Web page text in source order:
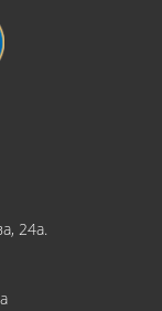
24а.